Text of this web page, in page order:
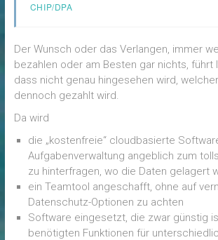
CHIP/DPA
Der Wunsch oder das Verlangen, immer
bezahlen oder am Besten gar nichts, führt
dass nicht genau hingesehen wird,
dennoch gezahlt wird.
Da wird
die „kostenfreie“ cloudbasierte
Aufgabenverwaltung angeblich zum
zu hinterfragen, wo die Daten gelagert
ein Teamtool angeschafft, ohne auf
Datenschutz-Optionen zu achten
Software eingesetzt, die zwar günstig
benötigten Funktionen für